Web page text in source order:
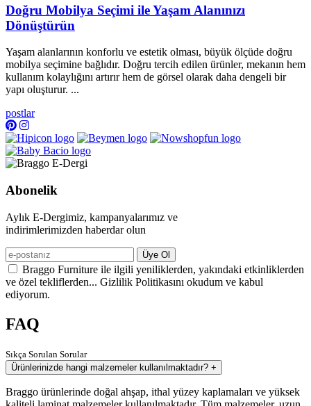
Doğru Mobilya Seçimi ile Yaşam Alanınızı
Dönüştürün
Yaşam alanlarının konforlu ve estetik olması, büyük ölçüde doğru
mobilya seçimine bağlıdır. Doğru tercih edilen ürünler, mekanın hem
kullanım kolaylığını artırır hem de görsel olarak daha dengeli bir
yapı oluşturur. ...
postlar
Abonelik
Aylık E-Dergimiz, kampanyalarımız ve
indirimlerimizden haberdar olun
Üye Ol
Braggo Furniture ile ilgili yeniliklerden, yakındaki etkinliklerden
ve özel tekliflerden... Gizlilik Politikasını okudum ve kabul
ediyorum.
FAQ
Sıkça Sorulan Sorular
Ürünlerinizde hangi malzemeler kullanılmaktadır? +
Braggo ürünlerinde doğal ahşap, ithal yüzey kaplamaları ve yüksek